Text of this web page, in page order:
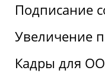
Подписание
Увеличение
Кадры для